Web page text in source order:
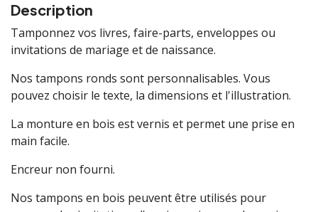
Description
Tamponnez vos livres, faire-parts, enveloppes ou
invitations de mariage et de naissance.
Nos tampons ronds sont personnalisables. Vous
pouvez choisir le texte, la dimensions et l'illustration.
La monture en bois est vernis et permet une prise en
main facile.
Encreur non fourni.
Nos tampons en bois peuvent être utilisés pour